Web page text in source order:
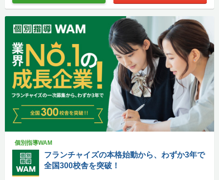
個別指導WAM
フランチャイズの本格始動から、わずか3年で
全国300校舎を突破！